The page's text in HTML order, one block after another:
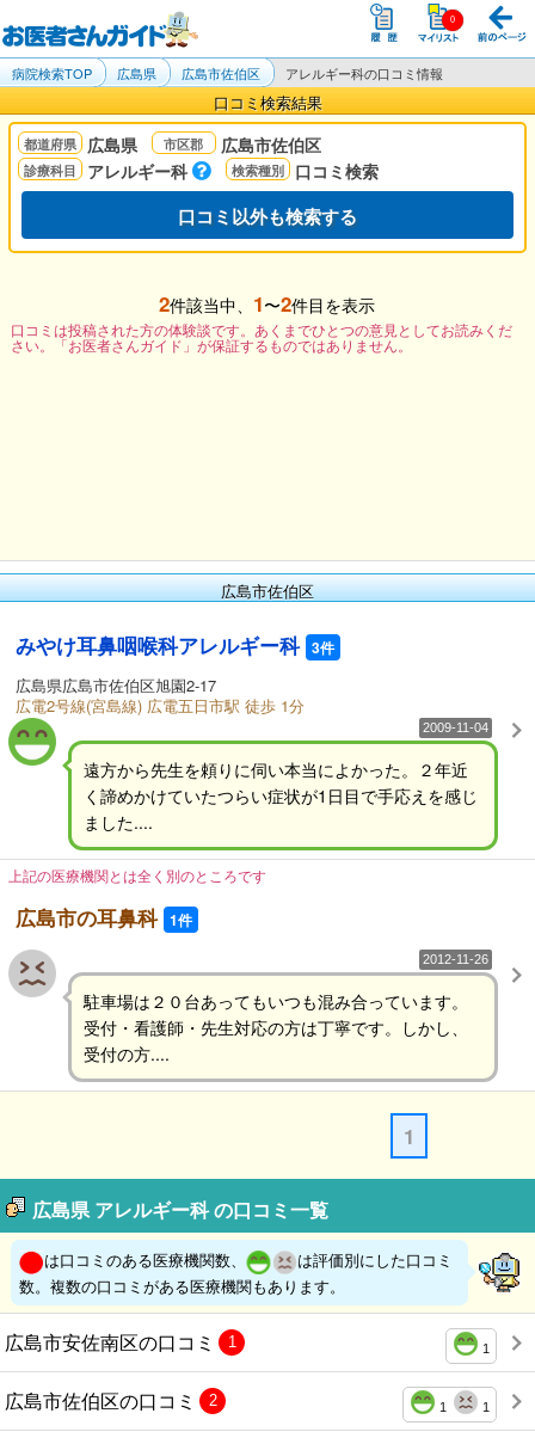
病院検索TOP 広島県 広島市佐伯区 アレルギー科の口コミ情報
口コミ検索結果
広島県
広島市佐伯区
アレルギー科
口コミ検索
口コミ以外も検索する
2件該当中、 1〜2件目を表示
口コミは投稿された方の体験談です。あくまでひとつの意見としてお読みくだ
さい。「お医者さんガイド」が保証するものではありません。
広島市佐伯区
みやけ耳鼻咽喉科アレルギー科 3件
広島県広島市佐伯区旭園2-17
広電2号線(宮島線) 広電五日市駅 徒歩 1分
2009-11-04
遠方から先生を頼りに伺い本当によかった。２年近
く諦めかけていたつらい症状が1日目で手応えを感じ
ました....
上記の医療機関とは全く別のところです
広島市の耳鼻科 1件
2012-11-26
駐車場は２０台あってもいつも混み合っています。
受付・看護師・先生対応の方は丁寧です。しかし、
受付の方....
1
広島県 アレルギー科 の口コミ一覧
は口コミのある医療機関数、
は評価別にした口コミ
数。複数の口コミがある医療機関もあります。
広島市安佐南区の口コミ 1
1
広島市佐伯区の口コミ 1 1
2